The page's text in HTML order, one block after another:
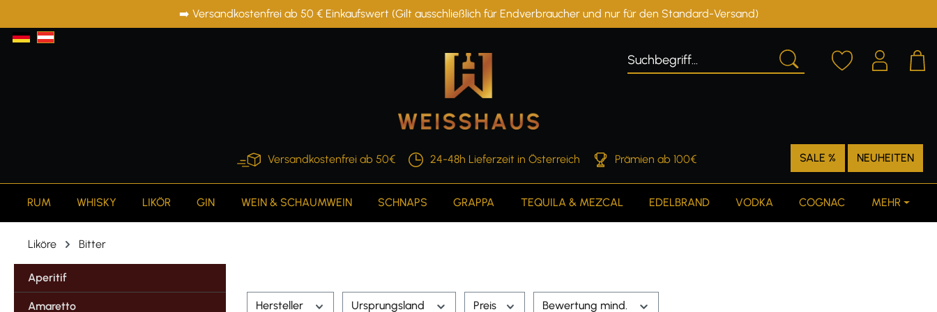
Zur Hauptnavigation springen➡️ Versandkostenfrei ab 50 € Einkaufswert (Gilt ausschließlich für Endverbraucher und nur für den Standard-Versand)
Versandkostenfrei ab 50€ 24-48h Lieferzeit in Österreich Prämien ab 100€ SALE % NEUHEITEN
RUM WHISKY LIKÖR GIN WEIN & SCHAUMWEIN SCHNAPS GRAPPA TEQUILA & MEZCAL EDELBRAND VODKA COGNAC MEHR
Liköre Bitter
Aperitif
Amaretto Hersteller Ursprungsland Preis Bewertung mind.